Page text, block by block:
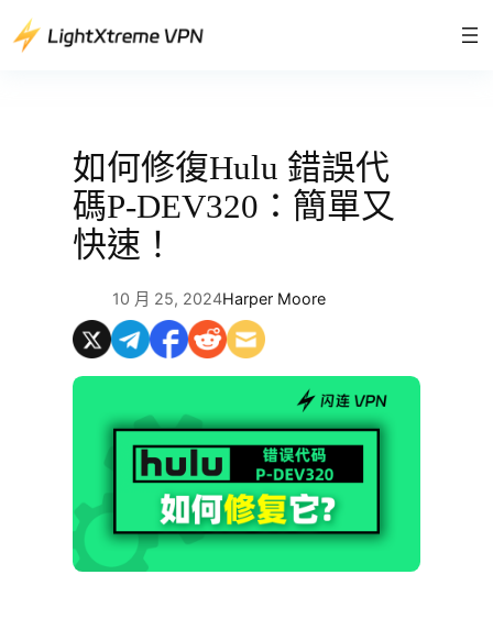
至
如何修復Hulu 錯誤代
碼P-DEV320：簡單又
快速！
10 月 25, 2024Harper Moore